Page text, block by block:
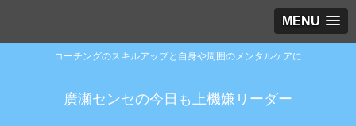
MENU
コーチングのスキルアップと自身や周囲のメンタルケアに
廣瀬センセの今日も上機嫌リーダー